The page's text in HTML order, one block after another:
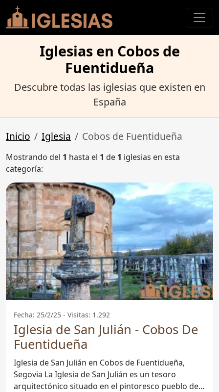
Iglesias en Cobos de
Fuentidueña
Descubre todas las iglesias que existen en
España
Inicio Iglesia Cobos de Fuentidueña
Mostrando del 1 hasta el 1 de 1 iglesias en esta
categoría:
Fecha: 25/2/25 - Visitas: 1.292
Iglesia de San Julián - Cobos De
Fuentidueña
Iglesia de San Julián en Cobos de Fuentidueña,
Segovia La Iglesia de San Julián es un tesoro
arquitectónico situado en el pintoresco pueblo de